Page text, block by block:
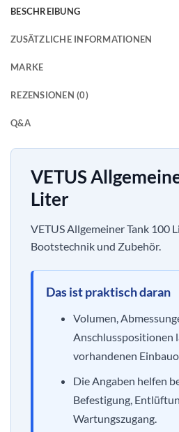
BESCHREIBUNG
ZUSÄTZLICHE INFORMATIONEN
MARKE
REZENSIONEN (0)
Q&A
VETUS
Liter
VETUS Allgemeiner Tank 100
Bootstechnik und Zubehör.
Das ist praktisch daran
Volumen,
Anschlusspositionen
vorhandenen
Die Angaben helfen
Befestigung,
Wartungszugang.